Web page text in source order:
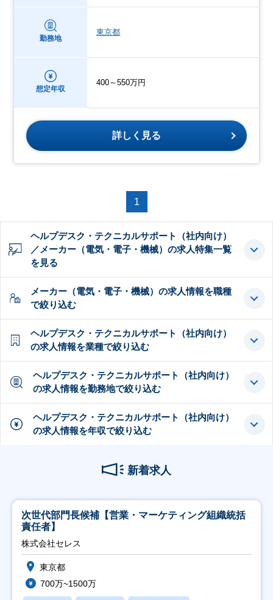
勤務地
東京都
想定年収
400～550万円
詳しく見る
1
ヘルプデスク・テクニカルサポート（社内向け）
／メーカー（電気・電子・機械）の求人特集一覧
を見る
メーカー（電気・電子・機械）の求人情報を職種
で絞り込む
ヘルプデスク・テクニカルサポート（社内向け）
の求人情報を業種で絞り込む
ヘルプデスク・テクニカルサポート（社内向け）
の求人情報を勤務地で絞り込む
ヘルプデスク・テクニカルサポート（社内向け）
の求人情報を年収で絞り込む
新着求人
次世代部門長候補【営業・マーケティング組織統括
責任者】
株式会社セレス
東京都
700万~1500万